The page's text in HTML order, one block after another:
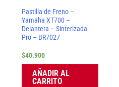
Pastilla de Freno –
Yamaha XT700 –
Delantera – Sinterizada
Pro – BR7027
$40.900
AÑADIR AL
CARRITO